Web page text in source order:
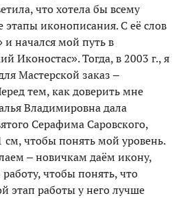
что хотела бы всему
этапы иконописания. С её слов
начался мой путь в
Иконостас». Тогда, в 2003 г., я
Мастерской заказ –
тем, как доверить мне
Владимировна дала
Серафима Саровского,
см, чтобы понять мой уровень.
– новичкам даём икону,
чтобы понять, что
этап работы у него лучше